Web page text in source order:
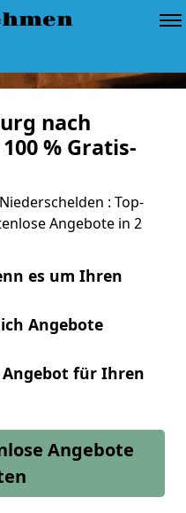
nach
% Gratis-
: Top-
Angebote in 2
es um Ihren
Angebote
Angebot für Ihren
Angebote